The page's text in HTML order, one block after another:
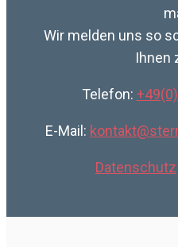
Wir melden uns so
Ihnen
Telefon:
E-Mail:
Datenschutz